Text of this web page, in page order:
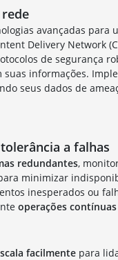
avançadas para
Delivery Network
de segurança
suas informações.
seus dados de
a falhas
redundantes,
minimizar
inesperados ou
operações
facilmente para